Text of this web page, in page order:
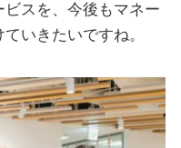
スを、今後もマネー
いきたいですね。